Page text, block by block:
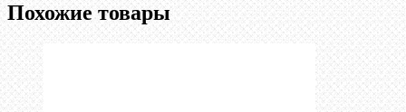
Похожие товары